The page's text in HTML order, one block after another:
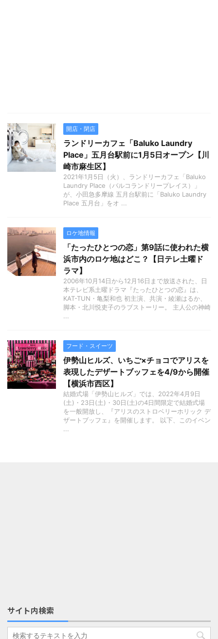
開店・閉店
ランドリーカフェ「Baluko Laundry
Place」五月台駅前に1月5日オープン【川
崎市麻生区】
2021年1月5日（火）、ランドリーカフェ「Baluko
Laundry Place（バルコランドリープレイス）」
が、小田急多摩線 五月台駅前に「Baluko Laundry
Place 五月台」をオ ...
ロケ地情報
「たったひとつの恋」第9話に使われた横
浜市内のロケ地はどこ？【日テレ土曜ド
ラマ】
2006年10月14日から12月16日まで放送された、日
本テレビ系土曜ドラマ『たったひとつの恋』は、
KAT-TUN・亀梨和也 初主演、共演・綾瀬はるか、
脚本・北川悦吏子のラブストーリー。 主人公の神崎
...
フード・スイーツ
伊勢山ヒルズ、いちご×チョコでアリスを
表現したデザートブッフェを4/9から開催
【横浜市西区】
結婚式場「伊勢山ヒルズ」では、2022年4月9日
(土)・23日(土)・30日(土)の4日間限定で結婚式場
を一般開放し、『アリスのストロベリーホリック デ
ザートブッフェ』を開催します。 以下、このイベン
...
サイト内検索